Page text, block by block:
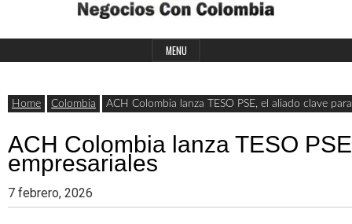
Negocios
con
Colombia
Últimas
noticias,
comunicados
actualidad
de
negocios
Header
MENU
Home Colombia ACH Colombia lanza TESO PSE, el aliado clave
ACH Colombia lanza TESO
empresariales
7 febrero, 2026